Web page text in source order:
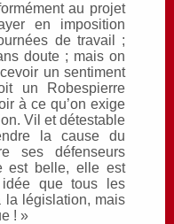
au projet
en imposition
de travail ;
doute ; mais on
un sentiment
un Robespierre
à ce qu’on exige
Vil et détestable
la cause du
ses défenseurs
est belle, elle est
que tous les
la législation, mais
! »